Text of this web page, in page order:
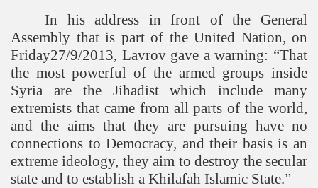
In his address in front of the General
Assembly that is part of the United Nation, on
Friday27/9/2013, Lavrov gave a warning: “That
the most powerful of the armed groups inside
Syria are the Jihadist which include many
extremists that came from all parts of the world,
and the aims that they are pursuing have no
connections to Democracy, and their basis is an
extreme ideology, they aim to destroy the secular
state and to establish a Khilafah Islamic State.”